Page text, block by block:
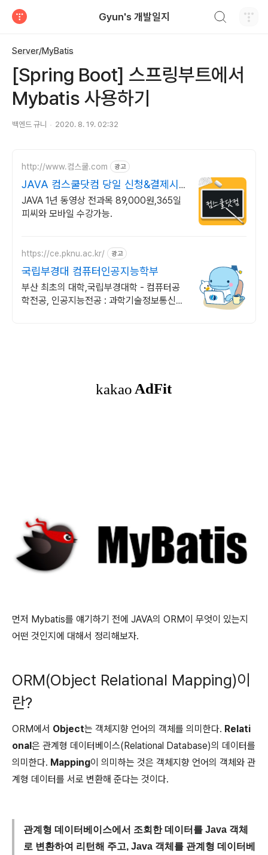
Gyun's 개발일지
Server/MyBatis
[Spring Boot] 스프링부트에서
Mybatis 사용하기
백엔드 규니 2020. 8. 19. 02:32
http://www.컴스쿨.com 광고
JAVA 컴스쿨닷컴 당일 신청&결제시
기프티콘!
JAVA 1년 동영상 전과목 89,000원,365일
피씨와 모바일 수강가능.
https://ce.pknu.ac.kr/ 광고
국립부경대 컴퓨터인공지능학부
부산 최초의 대학,국립부경대학 - 컴퓨터공
학전공, 인공지능전공 : 과학기술정보통신부
먼저 Mybatis를 얘기하기 전에 JAVA의 ORM이 무엇이 있는지
어떤 것인지에 대해서 정리해보자.
ORM(Object Relational Mapping)이
란?
ORM에서 Object는 객체지향 언어의 객체를 의미한다. Relati
onal은 관계형 데이터베이스(Relational Database)의 데이터를
의미한다. Mapping이 의미하는 것은 객체지향 언어의 객체와 관
계형 데이터를 서로 변환해 준다는 것이다.
관계형 데이터베이스에서 조회한 데이터를 Java 객체
로 변환하여 리턴해 주고, Java 객체를 관계형 데이터베